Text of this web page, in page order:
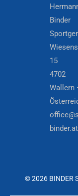
Binder
15
4702
Wallern
binder.at
© 2026 BINDER